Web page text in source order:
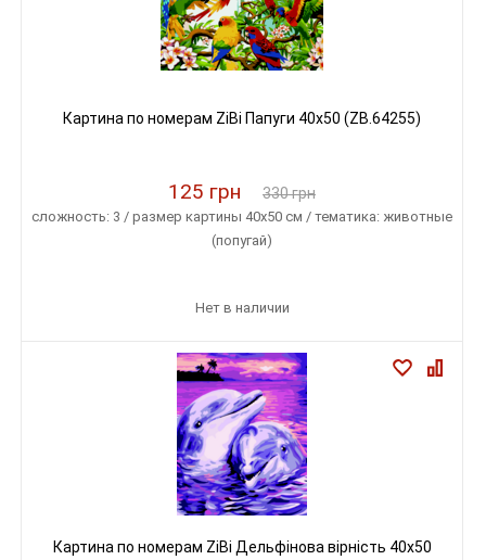
Картина по номерам ZiBi Папуги 40x50 (ZB.64255)
125 грн 330 грн
сложность: 3 / размер картины 40х50 см / тематика: животные
(попугай)
Нет в наличии
Картина по номерам ZiBi Дельфінова вірність 40x50